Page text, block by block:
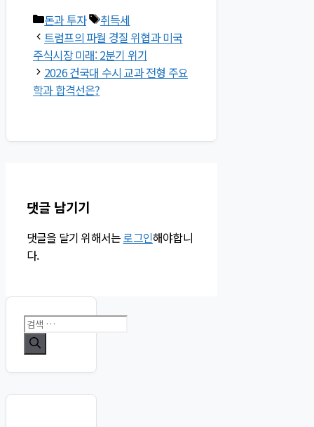
카
테
고
리
돈과 투자
태
그
취득세
트럼프의 파월 경질 위협과 미국
주식시장 미래: 2분기 위기
2026 건국대 수시 교과 전형 주요
학과 합격선은?
댓글 남기기
댓글을 달기 위해서는로그인해야합니
다.
검
색: